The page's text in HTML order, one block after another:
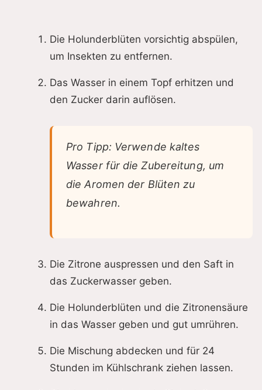
Die Holunderblüten vorsichtig abspülen,
um Insekten zu entfernen.
Das Wasser in einem Topf erhitzen und
den Zucker darin auflösen.
Pro Tipp: Verwende kaltes
Wasser für die Zubereitung, um
die Aromen der Blüten zu
bewahren.
Die Zitrone auspressen und den Saft in
das Zuckerwasser geben.
Die Holunderblüten und die Zitronensäure
in das Wasser geben und gut umrühren.
Die Mischung abdecken und für 24
Stunden im Kühlschrank ziehen lassen.